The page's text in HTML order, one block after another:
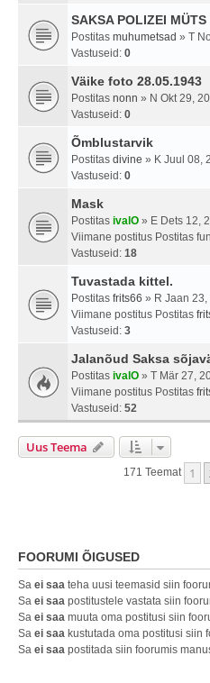
SAKSA POLIZEI MÜTS
Postitas muhumetsad » T
Vastuseid: 0
Väike foto 28.05.1943
Postitas nonn » N Okt 29,
Vastuseid: 0
Õmblustarvik
Postitas divine » K Juul 08,
Vastuseid: 0
Mask
Postitas ivalO » E Dets 12,
Viimane postitus Postitas
Vastuseid: 18
Tuvastada kittel.
Postitas frits66 » R Jaan
Viimane postitus Postitas
Vastuseid: 3
Jalanõud Saksa
Postitas ivalO » T Mär 27,
Viimane postitus Postitas
Vastuseid: 52
Uus Teema
171 Teemat 1
FOORUMI ÕIGUSED
Sa ei saa teha uusi teemasid siin
Sa ei saa postitustele vastata siin
Sa ei saa muuta oma postitusi siin
Sa ei saa kustutada oma postitusi siin
Sa ei saa postitada siin foorumis